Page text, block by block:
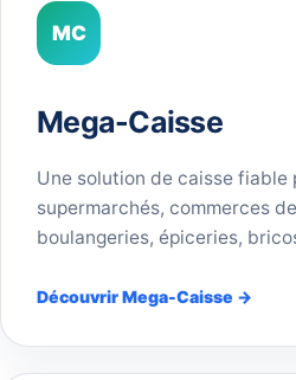
MC
Mega-Caisse
Une solution de caisse fiable
supermarchés, commerces
boulangeries, épiceries,
Découvrir Mega-Caisse →